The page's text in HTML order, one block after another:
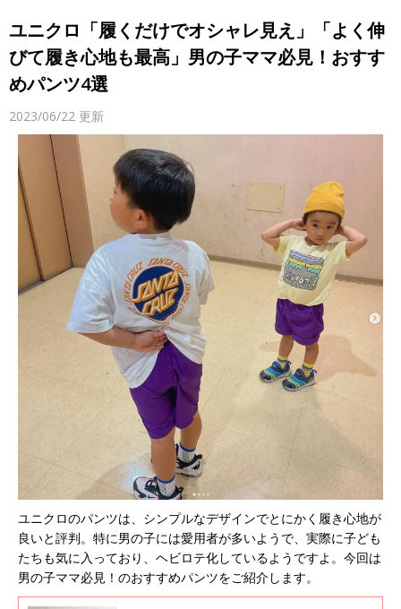
ユニクロ「履くだけでオシャレ見え」「よく伸
びて履き心地も最高」男の子ママ必見！おすす
めパンツ4選
2023/06/22 更新
ユニクロのパンツは、シンプルなデザインでとにかく履き心地が
良いと評判。特に男の子には愛用者が多いようで、実際に子ども
たちも気に入っており、ヘビロテ化しているようですよ。今回は
男の子ママ必見！のおすすめパンツをご紹介します。